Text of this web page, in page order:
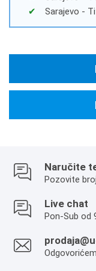
Sarajevo -
Naručite
Pozovite broj
Live chat
Pon-Sub od